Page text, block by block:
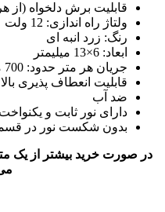
قابلیت برش دلخواه (از هر 2.5 سانت)
ولتاژ راه اندازی: 12 ولت
رنگ: زرد انبه ای
ابعاد: 6×13 میلیمتر
جریان هر متر حدود: 700 میلی آمپر
قابلیت انعطاف پذیری بالا
ضد آب
دارای نور ثابت و
بدون شکست نور در
در صورت خرید بیشتر از یک